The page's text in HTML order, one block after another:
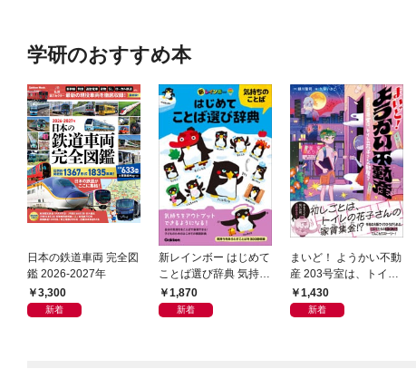
学研のおすすめ本
日本の鉄道車両 完全図
鑑 2026-2027年
3,300
新着
新レインボー はじめて
ことば選び辞典 気持ち
のことば
1,870
新着
まいど！ ようかい不動
産 203号室は、トイレ
の花子さんの部屋？
1,430
新着